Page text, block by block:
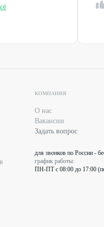
КОМПАНИЯ
О нас
Вакансии
Задать вопрос
для звонков по России -
график работы:
ПН-ПТ с 08:00 до 17:00